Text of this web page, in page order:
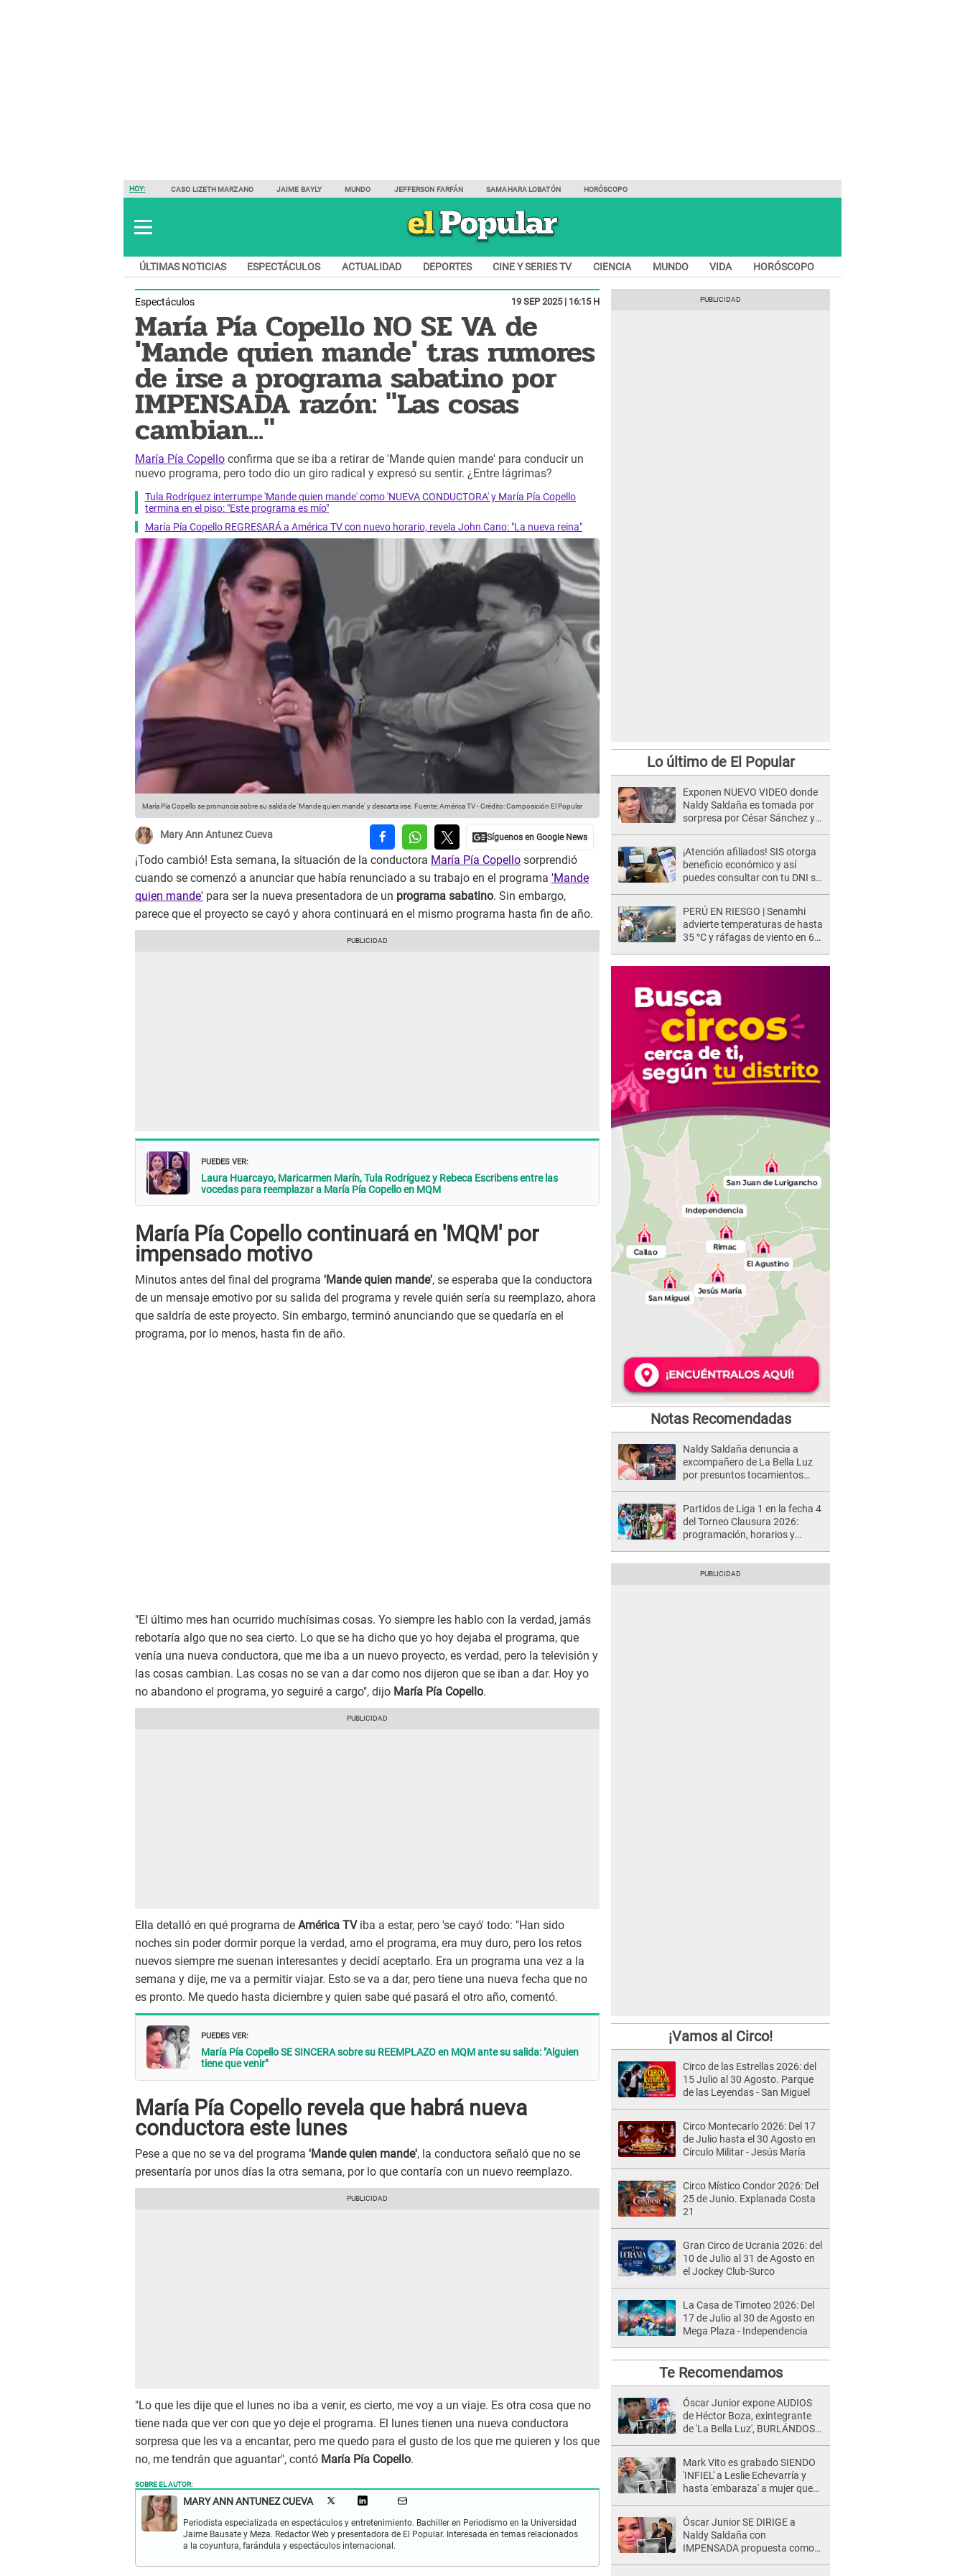
HOY: CASO LIZETH MARZANO JAIME BAYLY MUNDO JEFFERSON FARFÁN SAMAHARA LOBATÓN HORÓSCOPO
ÚLTIMAS NOTICIAS ESPECTÁCULOS ACTUALIDAD DEPORTES CINE Y SERIES TV CIENCIA MUNDO VIDA HORÓSCOPO
Espectáculos 19 SEP 2025 | 16:15 H
María Pía Copello NO SE VA de
'Mande quien mande' tras rumores
de irse a programa sabatino por
IMPENSADA razón: "Las cosas
cambian..."
María Pía Copello confirma que se iba a retirar de 'Mande quien mande' para conducir un
nuevo programa, pero todo dio un giro radical y expresó su sentir. ¿Entre lágrimas?
Tula Rodríguez interrumpe 'Mande quien mande' como 'NUEVA CONDUCTORA' y María Pía Copello
termina en el piso: "Este programa es mío"
María Pía Copello REGRESARÁ a América TV con nuevo horario, revela John Cano: "La nueva reina"
María Pía Copello se pronuncia sobre su salida de 'Mande quien mande' y descarta irse. Fuente: América TV-Crédito: Composición El Popular
Mary Ann Antunez Cueva
¡Todo cambió! Esta semana, la situación de la conductora María Pía Copello sorprendió
cuando se comenzó a anunciar que había renunciado a su trabajo en el programa 'Mande
quien mande' para ser la nueva presentadora de un programa sabatino. Sin embargo,
parece que el proyecto se cayó y ahora continuará en el mismo programa hasta fin de año.
PUEDES VER:
Laura Huarcayo, Maricarmen Marín, Tula Rodríguez y Rebeca Escribens entre las
vocedas para reemplazar a María Pía Copello en MQM
María Pía Copello continuará en 'MQM' por
impensado motivo
Minutos antes del final del programa 'Mande quien mande', se esperaba que la conductora
de un mensaje emotivo por su salida del programa y revele quién sería su reemplazo, ahora
que saldría de este proyecto. Sin embargo, terminó anunciando que se quedaría en el
programa, por lo menos, hasta fin de año.
"El último mes han ocurrido muchísimas cosas. Yo siempre les hablo con la verdad, jamás
rebotaría algo que no sea cierto. Lo que se ha dicho que yo hoy dejaba el programa, que
venía una nueva conductora, que me iba a un nuevo proyecto, es verdad, pero la televisión y
las cosas cambian. Las cosas no se van a dar como nos dijeron que se iban a dar. Hoy yo
no abandono el programa, yo seguiré a cargo", dijo María Pía Copello.
Ella detalló en qué programa de América TViba a estar, pero 'se cayó' todo: "Han sido
noches sin poder dormir porque la verdad, amo el programa, era muy duro, pero los retos
nuevos siempre me suenan interesantes y decidí aceptarlo. Era un programa una vez a la
semana y dije, me va a permitir viajar. Esto se va a dar, pero tiene una nueva fecha que no
es pronto. Me quedo hasta diciembre y quien sabe qué pasará el otro año, comentó.
PUEDES VER:
María Pía Copello SE SINCERA sobre su REEMPLAZO en MQM ante su salida: "Alguien
tiene que venir"
María Pía Copello revela que habrá nueva
conductora este lunes
Pese a que no se va del programa 'Mande quien mande', la conductora señaló que no se
presentaría por unos días la otra semana, por lo que contaría con un nuevo reemplazo.
"Lo que les dije que el lunes no iba a venir, es cierto, me voy a un viaje. Es otra cosa que no
tiene nada que ver con que yo deje el programa. El lunes tienen una nueva conductora
sorpresa que les va a encantar, pero me quedo para el gusto de los que me quieren y los que
no, me tendrán que aguantar", contó María Pía Copello.
SOBRE EL AUTOR:
MARY ANN ANTUNEZ CUEVA
Periodista especializada en espectáculos y entretenimiento. Bachiller en Periodismo en la Universidad
Jaime Bausate y Meza. Redactor Web y presentadora de El Popular. Interesada en temas relacionados
a la coyuntura, farándula y espectáculos internacional.
Lo último de El Popular
Exponen NUEVO VIDEO donde
Naldy Saldaña es tomada por
sorpresa por César Sánchez y
¡Atención afiliados! SIS otorga
beneficio económico y así
puedes consultar con tu DNI si
PERÚ EN RIESGO | Senamhi
advierte temperaturas de hasta
35 °C y ráfagas de viento en 6
Notas Recomendadas
Naldy Saldaña denuncia a
excompañero de La Bella Luz
por presuntos tocamientos
Partidos de Liga 1 en la fecha 4
del Torneo Clausura 2026:
programación, horarios y
¡Vamos al Circo!
Circo de las Estrellas 2026: del
15 Julio al 30 Agosto. Parque
de las Leyendas - San Miguel
Circo Montecarlo 2026: Del 17
de Julio hasta el 30 Agosto en
Círculo Militar - Jesús María
Circo Místico Condor 2026: Del
25 de Junio. Explanada Costa
21
Gran Circo de Ucrania 2026: del
10 de Julio al 31 de Agosto en
el Jockey Club-Surco
La Casa de Timoteo 2026: Del
17 de Julio al 30 de Agosto en
Mega Plaza - Independencia
Te Recomendamos
Óscar Junior expone AUDIOS
de Héctor Boza, exintegrante
de 'La Bella Luz', BURLÁNDOSE
Mark Vito es grabado SIENDO
'INFIEL' a Leslie Echevarría y
hasta 'embaraza' a mujer que
desgraciado! "
Óscar Junior SE DIRIGE a
Naldy Saldaña con
IMPENSADA propuesta como